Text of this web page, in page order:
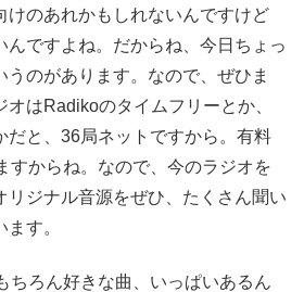
けのあれかもしれないんですけど
んですよね。だからね、今日ちょっ
うのがあります。なので、ぜひま
はRadikoのタイムフリーとか、
だと、36局ネットですから。有料
すからね。なので、今のラジオを
リジナル音源をぜひ、たくさん聞い
す。
ちろん好きな曲、いっぱいあるん